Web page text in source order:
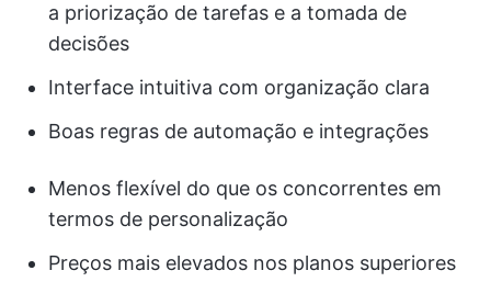
a priorização de tarefas e a tomada de
decisões
Interface intuitiva com organização clara
Boas regras de automação e integrações
Menos flexível do que os concorrentes em
termos de personalização
Preços mais elevados nos planos superiores